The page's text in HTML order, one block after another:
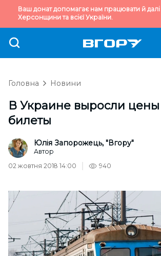
Ваш донат допомагає нам працювати й
Херсонщини та всієї України.
Головна Новини
В Украине выросли
билеты
Юлія Запорожець, "Вгору"
Автор
02 жовтня 2018 14:00
940